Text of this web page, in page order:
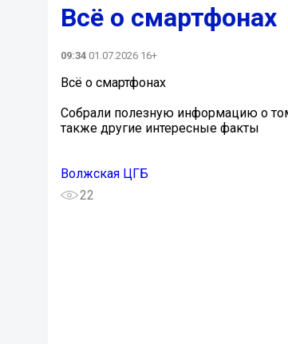
Всё о смартфонах
09:34 01.07.2026 16+
Всё о смартфонах
Собрали полезную информацию о
также другие интересные факты
Волжская ЦГБ
22